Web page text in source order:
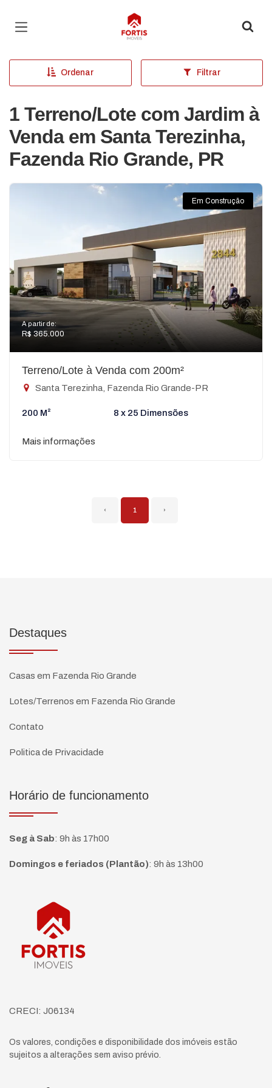
Página inicial
Ordenar Filtrar
1 Terreno/Lote com Jardim à
Venda em Santa Terezinha,
Fazenda Rio Grande, PR
Em Construção
A partir de:
R$ 365.000
Terreno/Lote à Venda com 200m²
Santa Terezinha, Fazenda Rio Grande-PR
200 M² 8 x 25 Dimensões
Mais informações
‹ 1 ›
Destaques
Casas em Fazenda Rio Grande
Lotes/Terrenos em Fazenda Rio Grande
Contato
Politica de Privacidade
Horário de funcionamento
Seg à Sab: 9h às 17h00
Domingos e feriados (Plantão): 9h às 13h00
Página inicial
CRECI: J06134
Os valores, condições e disponibilidade dos imóveis estão
sujeitos a alterações sem aviso prévio.